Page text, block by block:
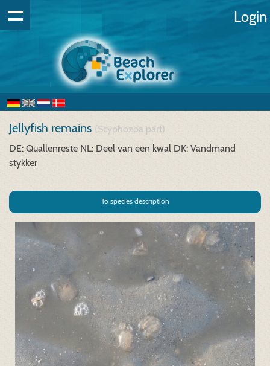
Login
Jellyfish remains (Scyphozoa part)
DE: Quallenreste NL: Deel van een kwal DK: Vandmand
stykker
To species description